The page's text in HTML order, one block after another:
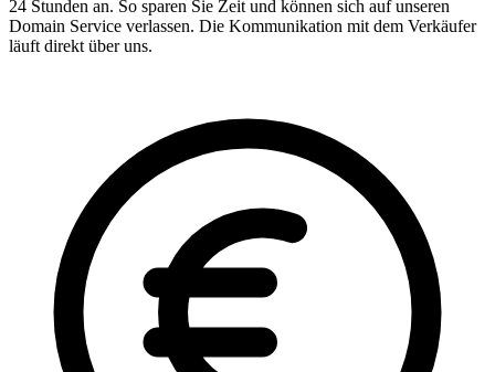
24 Stunden an. So sparen Sie Zeit und können sich auf unseren
Domain Service verlassen. Die Kommunikation mit dem Verkäufer
läuft direkt über uns.